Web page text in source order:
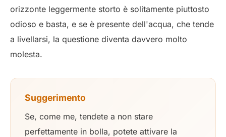
orizzonte leggermente storto è solitamente piuttosto
odioso e basta, e se è presente dell'acqua, che tende
a livellarsi, la questione diventa davvero molto
molesta.
Suggerimento
Se, come me, tendete a non stare
perfettamente in bolla, potete attivare la